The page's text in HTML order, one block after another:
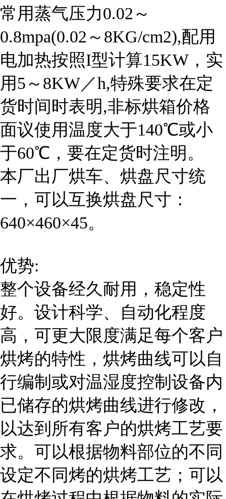
常用蒸气压力0.02～
0.8mpa(0.02～8KG/cm2),配用
电加热按照I型计算15KW，实
用5～8KW／h,特殊要求在定
货时间时表明,非标烘箱价格
面议使用温度大于140℃或小
于60℃，要在定货时注明。
本厂出厂烘车、烘盘尺寸统
一，可以互换烘盘尺寸：
640×460×45。
优势:
整个设备经久耐用，稳定性
好。设计科学、自动化程度
高，可更大限度满足每个客户
烘烤的特性，烘烤曲线可以自
行编制或对温湿度控制设备内
已储存的烘烤曲线进行修改，
以达到所有客户的烘烤工艺要
求。可以根据物料部位的不同
设定不同烤的烘烤工艺；可以